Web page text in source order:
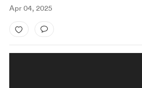
Apr 04, 2025